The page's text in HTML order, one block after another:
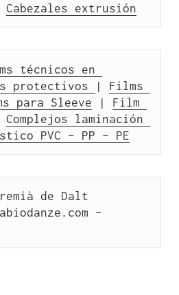
Cabezales extrusión
técnicos en
protectivos | Films
para Sleeve | Film
Complejos laminación
PVC – PP – PE
de Dalt
–